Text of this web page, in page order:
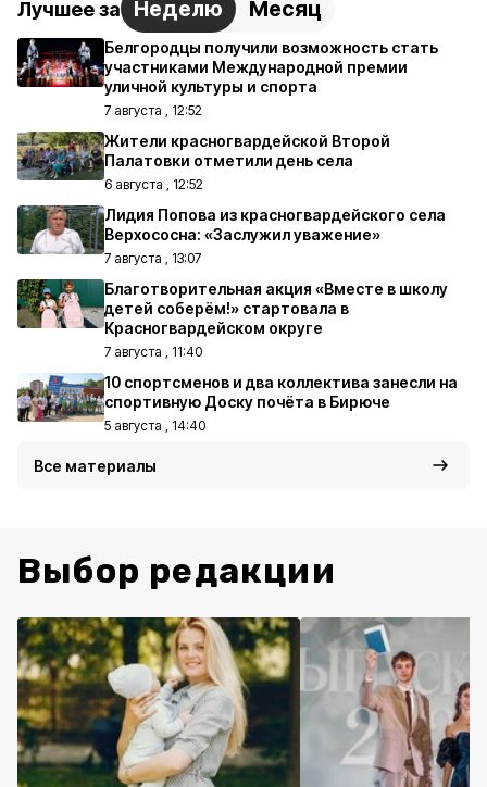
Лучшее за Неделю Месяц
Белгородцы получили возможность стать
участниками Международной премии
уличной культуры и спорта
7 августа , 12:52
Жители красногвардейской Второй
Палатовки отметили день села
6 августа , 12:52
Лидия Попова из красногвардейского села
Верхососна: «Заслужил уважение»
7 августа , 13:07
Благотворительная акция «Вместе в школу
детей соберём!» стартовала в
Красногвардейском округе
7 августа , 11:40
10 спортсменов и два коллектива занесли на
спортивную Доску почёта в Бирюче
5 августа , 14:40
Все материалы
Выбор редакции